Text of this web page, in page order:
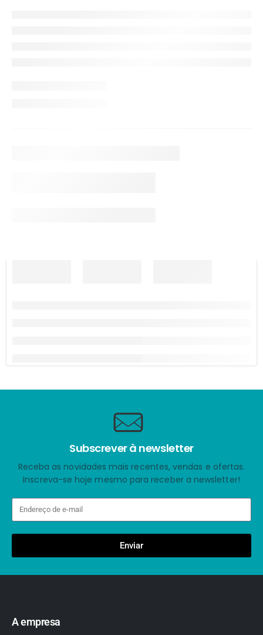
Subscrever à newsletter
Receba as novidades mais recentes, vendas e ofertas.
Inscreva-se hoje mesmo para receber a newsletter!
Enviar
A empresa